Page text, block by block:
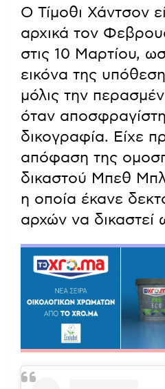
Ο Τίμοθι Χάντσον
αρχικά τον
στις 10 Μαρτίου,
εικόνα της
μόλις την
όταν
δικογραφία. Είχε
απόφαση της
δικαστού Μπεθ
η οποία έκανε
αρχών να δικαστεί